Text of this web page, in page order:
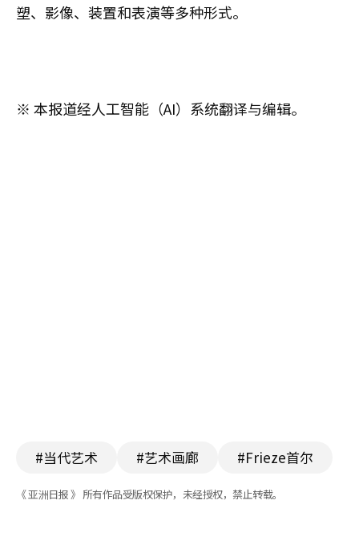
塑、影像、装置和表演等多种形式。
※ 本报道经人工智能（AI）系统翻译与编辑。
#当代艺术 #艺术画廊 #Frieze首尔
《 亚洲日报 》 所有作品受版权保护，未经授权，禁止转载。